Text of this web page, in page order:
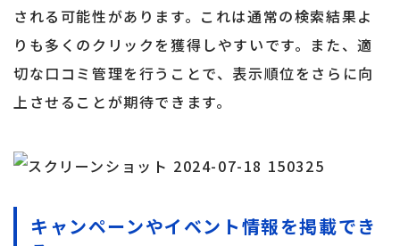
される可能性があります。これは通常の検索結果よ
りも多くのクリックを獲得しやすいです。また、適
切な口コミ管理を行うことで、表示順位をさらに向
上させることが期待できます。
キャンペーンやイベント情報を掲載でき